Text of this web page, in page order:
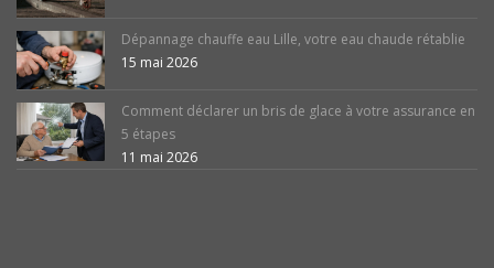
Dépannage chauffe eau Lille, votre eau chaude rétablie
15 mai 2026
Comment déclarer un bris de glace à votre assurance en
5 étapes
11 mai 2026